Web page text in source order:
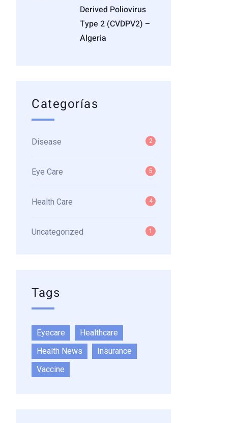
Derived Poliovirus
Type 2 (cVDPV2) –
Algeria
Categorías
Disease 2
Eye Care 5
Health Care 4
Uncategorized 1
Tags
Eyecare
Healthcare
Health News
Insurance
Vaccine